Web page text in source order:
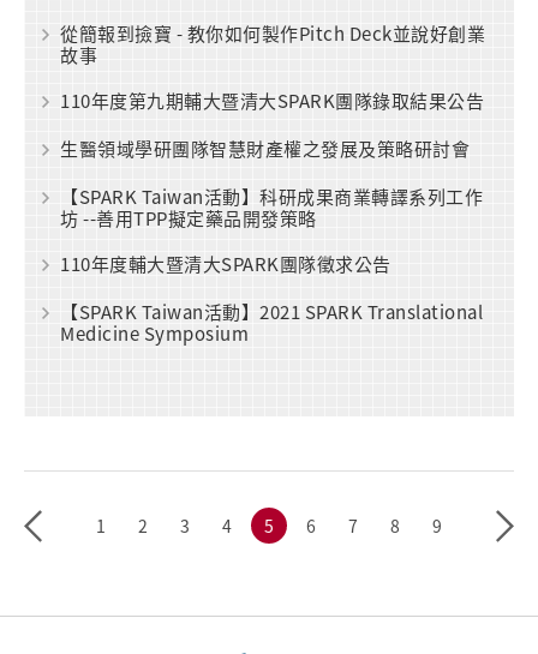
從簡報到撿寶 - 教你如何製作Pitch Deck並說好創業
故事
110年度第九期輔大暨清大SPARK團隊錄取結果公告
生醫領域學研團隊智慧財產權之發展及策略研討會
【SPARK Taiwan活動】科研成果商業轉譯系列工作
坊 --善用TPP擬定藥品開發策略
110年度輔大暨清大SPARK團隊徵求公告
【SPARK Taiwan活動】2021 SPARK Translational
Medicine Symposium